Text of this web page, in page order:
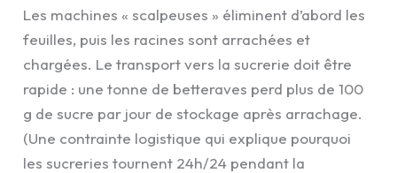
Les machines « scalpeuses » éliminent d’abord les
feuilles, puis les racines sont arrachées et
chargées. Le transport vers la sucrerie doit être
rapide : une tonne de betteraves perd plus de 100
g de sucre par jour de stockage après arrachage.
(Une contrainte logistique qui explique pourquoi
les sucreries tournent 24h/24 pendant la